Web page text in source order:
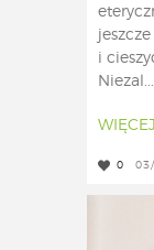
i
Niezal...
0